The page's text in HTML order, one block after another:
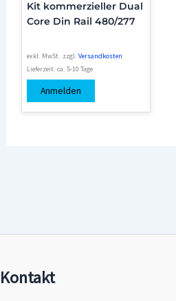
Kit kommerzieller Dual
Core Din Rail 480/277
exkl. MwSt. zzgl.Versandkosten
Lieferzeit:ca. 5-10 Tage
Anmelden
Kontakt